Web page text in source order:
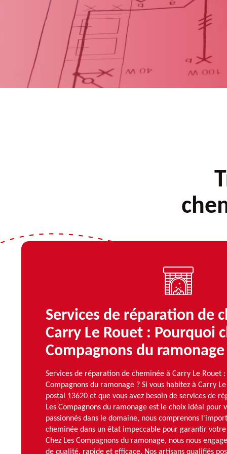
Services de réparation de
Carry Le Rouet : Pourquoi
Compagnons du ramonage
Services de réparation de cheminée à Carry Le Rouet
Compagnons du ramonage ? Si vous habitez à Carry
postal 13620 et que vous avez besoin de services de
Les Compagnons du ramonage est le choix idéal pour
passionnés dans le domaine, nous comprenons
cheminée dans un état impeccable pour garantir
Chez Les Compagnons du ramonage, nous nous
de qualité, rapide et efficace. Nos artisans qualifiés